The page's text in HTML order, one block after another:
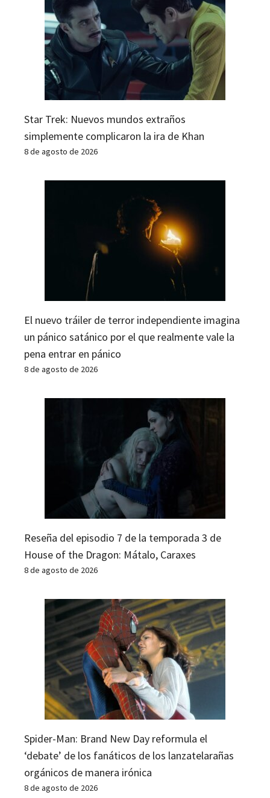
Star Trek: Nuevos mundos extraños
simplemente complicaron la ira de Khan
8 de agosto de 2026
El nuevo tráiler de terror independiente imagina
un pánico satánico por el que realmente vale la
pena entrar en pánico
8 de agosto de 2026
Reseña del episodio 7 de la temporada 3 de
House of the Dragon: Mátalo, Caraxes
8 de agosto de 2026
Spider-Man: Brand New Day reformula el
‘debate’ de los fanáticos de los lanzatelarañas
orgánicos de manera irónica
8 de agosto de 2026